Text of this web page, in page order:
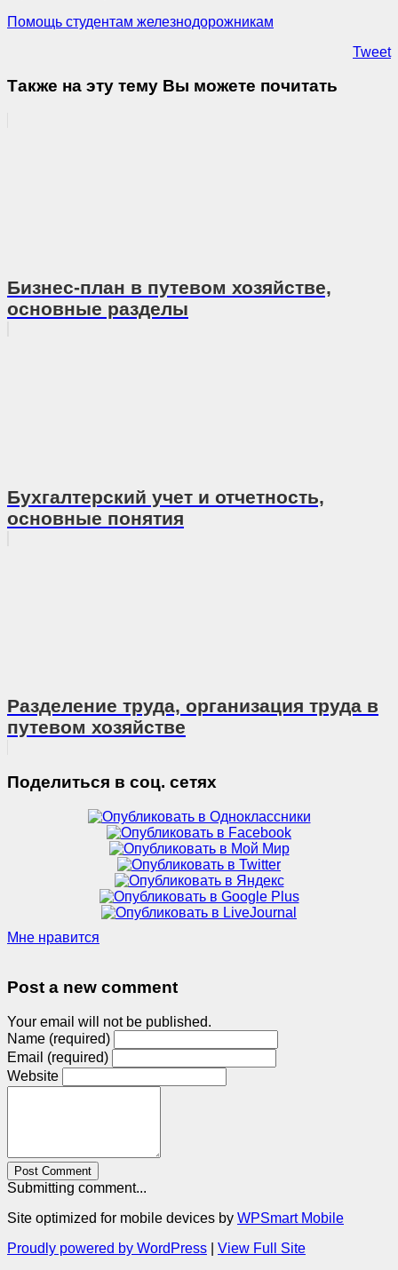
Помощь студентам железнодорожникам
Tweet
Также на эту тему Вы можете почитать
Бизнес-план в путевом хозяйстве,
основные разделы
Бухгалтерский учет и отчетность,
основные понятия
Разделение труда, организация труда в
путевом хозяйстве
Поделиться в соц. сетях
Мне нравится
Post a new comment
Your email will not be published.
Name (required)
Email (required)
Website
Post Comment
Submitting comment...
Site optimized for mobile devices by WPSmart Mobile
Proudly powered by WordPress
View Full Site